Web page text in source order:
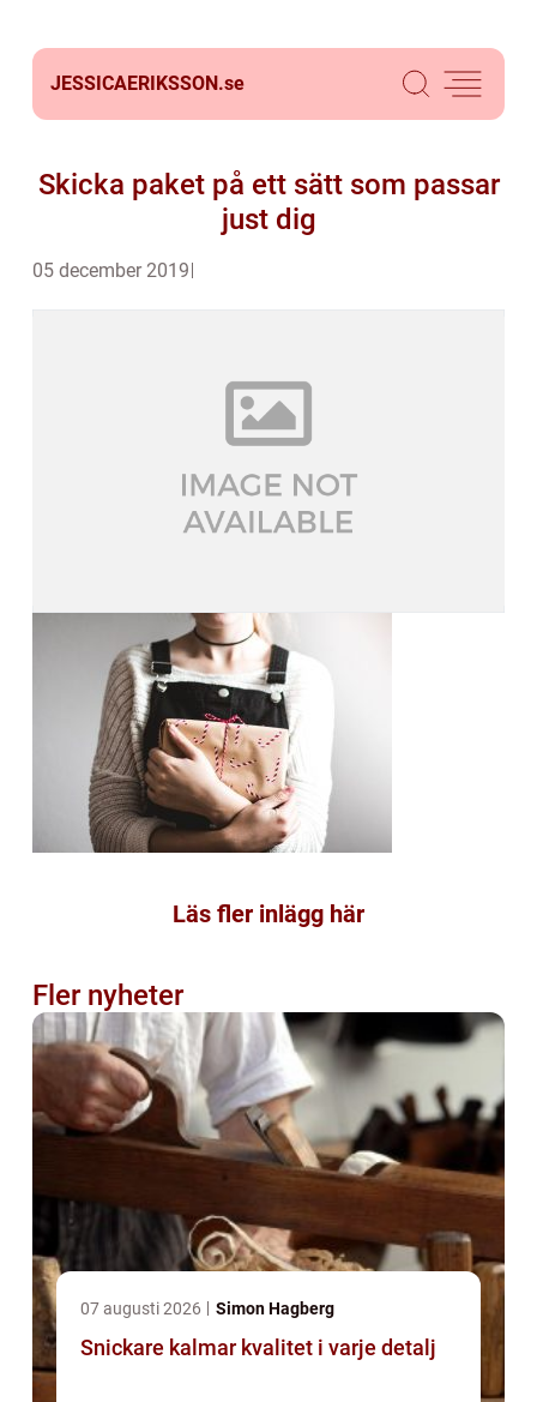
JESSICAERIKSSON.se
Skicka paket på ett sätt som passar
just dig
05 december 2019
Läs fler inlägg här
Fler nyheter
07 augusti 2026 Simon Hagberg
Snickare kalmar kvalitet i varje detalj